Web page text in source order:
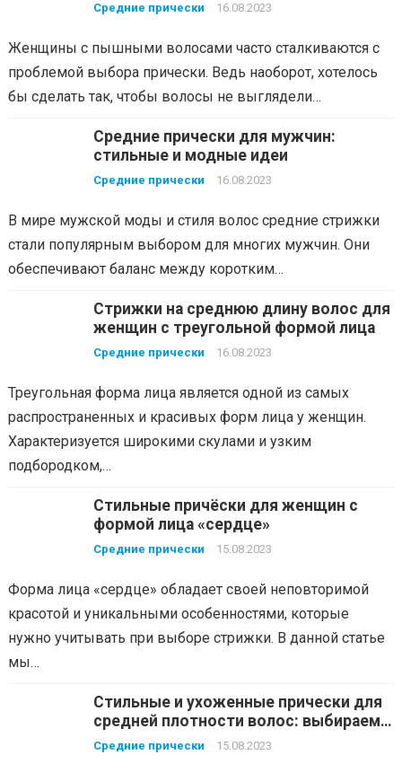
Средние прически 16.08.2023
Женщины с пышными волосами часто сталкиваются с
проблемой выбора прически. Ведь наоборот, хотелось
бы сделать так, чтобы волосы не выглядели…
Средние прически для мужчин:
стильные и модные идеи
Средние прически 16.08.2023
В мире мужской моды и стиля волос средние стрижки
стали популярным выбором для многих мужчин. Они
обеспечивают баланс между коротким…
Стрижки на среднюю длину волос для
женщин с треугольной формой лица
Средние прически 16.08.2023
Треугольная форма лица является одной из самых
распространенных и красивых форм лица у женщин.
Характеризуется широкими скулами и узким
подбородком,…
Стильные причёски для женщин с
формой лица «сердце»
Средние прически 15.08.2023
Форма лица «сердце» обладает своей неповторимой
красотой и уникальными особенностями, которые
нужно учитывать при выборе стрижки. В данной статье
мы…
Стильные и ухоженные прически для
средней плотности волос: выбираем и
ухаживаем
Средние прически 15.08.2023